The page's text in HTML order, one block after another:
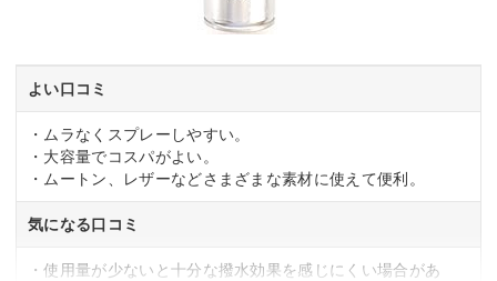
よい口コミ
・ムラなくスプレーしやすい。
・大容量でコスパがよい。
・ムートン、レザーなどさまざまな素材に使えて便利。
気になる口コミ
・使用量が少ないと十分な撥水効果を感じにくい場合があ